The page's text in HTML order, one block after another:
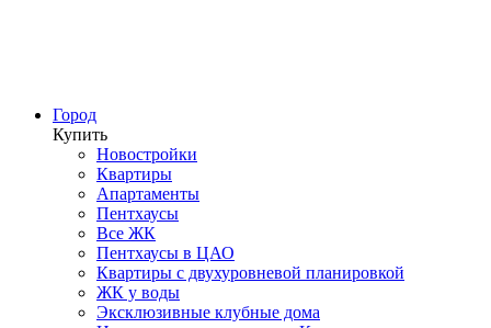
Город
Купить
Новостройки
Квартиры
Апартаменты
Пентхаусы
Все ЖК
Пентхаусы в ЦАО
Квартиры с двухуровневой планировкой
ЖК у воды
Эксклюзивные клубные дома